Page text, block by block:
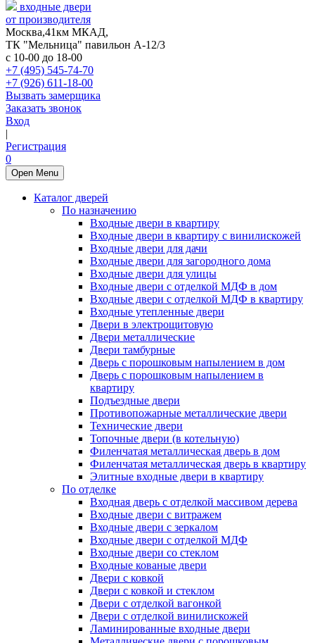
входные двери
от производителя
Москва,41км МКАД,
ТК "Мельница" павильон А-12/3
с 10-00 до 18-00
+7 (495) 545-74-70
+7 (926) 611-18-00
Вызвать замерщика
Заказать звонок
Вход
|
Регистрация
0
Open Menu
Каталог дверей
По назначению
Входные двери в квартиру
Входные двери в квартиру с винилискожей
Входные двери для дачи
Входные двери для загородного дома
Входные двери для улицы
Входные двери с отделкой МДФ в дом
Входные двери с отделкой МДФ в квартиру
Входные утепленные двери
Двери в электрощитовую
Двери металлические
Двери тамбурные
Дверь с порошковым напылением в дом
Дверь с порошковым напылением в
квартиру
Подъездные двери
Противопожарные металлические двери
Технические двери
Топочные двери (в котельную)
Филенчатая металлическая дверь в дом
Филенчатая металлическая дверь в квартиру
Элитные входные двери в квартиру
По отделке
Входная дверь с отделкой массивом дерева
Входные двери с витражем
Входные двери с зеркалом
Входные двери с отделкой МДФ
Входные двери со стеклом
Входные кованые двери
Двери с ковкой
Двери с ковкой и стеклом
Двери с отделкой вагонкой
Двери с отделкой винилискожей
Ламинированные входные двери